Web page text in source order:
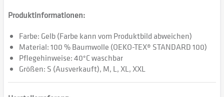
Produktinformationen:
Farbe: Gelb (Farbe kann vom Produktbild abweichen)
Material: 100 % Baumwolle (OEKO-TEX® STANDARD 100)
Pflegehinweise: 40°C waschbar
Größen: S (Ausverkauft), M, L, XL, XXL